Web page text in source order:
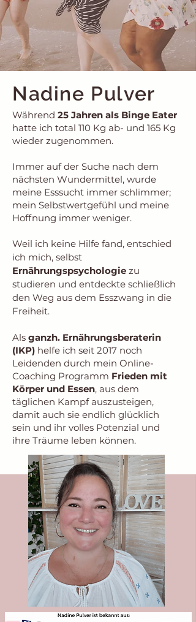
Nadine Pulver
Während 25 Jahren als Binge Eater
hatte ich total 110 Kg ab- und 165 Kg
wieder zugenommen.
Immer auf der Suche nach dem
nächsten Wundermittel, wurde
meine Esssucht immer schlimmer;
mein Selbstwertgefühl und meine
Hoffnung immer weniger.
Weil ich keine Hilfe fand, entschied
ich mich, selbst
Ernährungspsychologie zu
studieren und entdeckte schließlich
den Weg aus dem Esszwang in die
Freiheit.
Als ganzh. Ernährungsberaterin
(IKP) helfe ich seit 2017 noch
Leidenden durch mein Online-
Coaching Programm Frieden mit
Körper und Essen, aus dem
täglichen Kampf auszusteigen,
damit auch sie endlich glücklich
sein und ihr volles Potenzial und
ihre Träume leben können.